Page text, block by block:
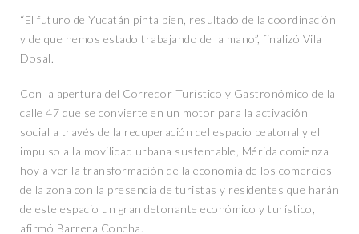
“El futuro de Yucatán pinta bien, resultado de la coordinación
y de que hemos estado trabajando de la mano”, finalizó Vila
Dosal.
Con la apertura del Corredor Turístico y Gastronómico de la
calle 47 que se convierte en un motor para la activación
social a través de la recuperación del espacio peatonal y el
impulso a la movilidad urbana sustentable, Mérida comienza
hoy a ver la transformación de la economía de los comercios
de la zona con la presencia de turistas y residentes que harán
de este espacio un gran detonante económico y turístico,
afirmó Barrera Concha.